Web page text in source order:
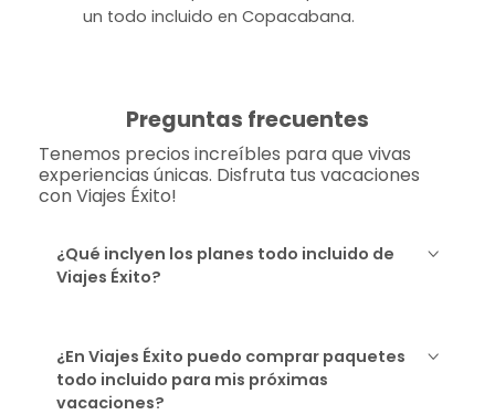
un todo incluido en Copacabana.
Preguntas frecuentes
Tenemos precios increíbles para que vivas
experiencias únicas. Disfruta tus vacaciones
con Viajes Éxito!
¿Qué inclyen los planes todo incluido de
Viajes Éxito?
¿En Viajes Éxito puedo comprar paquetes
todo incluido para mis próximas
vacaciones?